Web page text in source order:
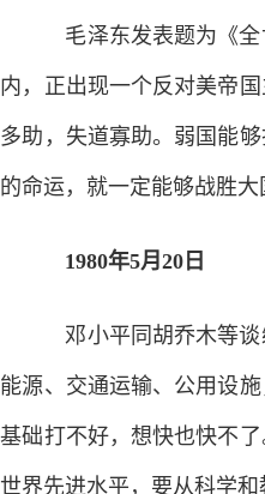
毛泽东发表题为《全
，正出现一个反对美帝
助，失道寡助。弱国能
命运，就一定能够战胜
1980年5月20日
邓小平同胡乔木等谈
源、交通运输、公用设
础打不好，想快也快不
世界先进水平，要从科学